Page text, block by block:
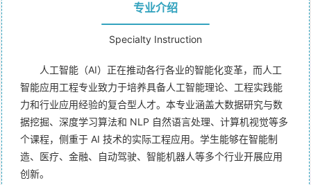
Specialty Instruction
专业介绍
人工智能（AI）正在推动各行各业的智能化变革，而人工
智能应用工程专业致力于培养具备人工智能理论、工程实践能
力和行业应用经验的复合型人才。本专业涵盖大数据研究与数
据挖掘、深度学习算法和 NLP 自然语言处理、计算机视觉等多
个课程，侧重于 AI 技术的实际工程应用。学生能够在智能制
造、医疗、金融、自动驾驶、智能机器人等多个行业开展应用
创新。